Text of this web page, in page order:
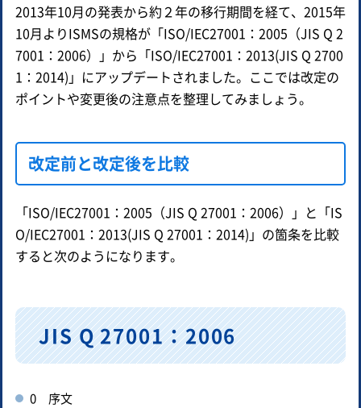
2013年10月の発表から約２年の移行期間を経て、2015年
10月よりISMSの規格が「ISO/IEC27001：2005（JIS Q 2
7001：2006）」から「ISO/IEC27001：2013(JIS Q 2700
1：2014)」にアップデートされました。ここでは改定の
ポイントや変更後の注意点を整理してみましょう。
改定前と改定後を比較
「ISO/IEC27001：2005（JIS Q 27001：2006）」と「IS
O/IEC27001：2013(JIS Q 27001：2014)」の箇条を比較
すると次のようになります。
JIS Q 27001：2006
0 序文